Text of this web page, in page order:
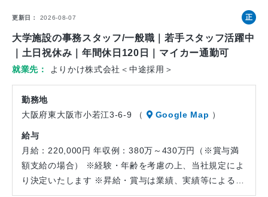
更新日 2026-08-07
正
社
大学施設の事務スタッフ/一般職｜若手スタッフ活躍中
｜土日祝休み｜年間休日120日｜マイカー通勤可
就業先 よりかけ株式会社＜中途採用＞
勤務地
大阪府東大阪市小若江3-6-9 （
Google Map ）
給与
月給：220,000円 年収例：380万～430万円（※賞与満
額支給の場合） ※経験・年齢を考慮の上、当社規定によ
り決定いたします ※昇給・賞与は業績、実績等による…